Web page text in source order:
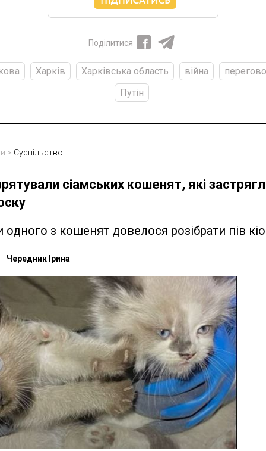
Поділитися
Харків Харківська область війна
Путін
> Суспільство
сіамських кошенят, які
одного з кошенят довелося розібрати пів
Чередник Ірина